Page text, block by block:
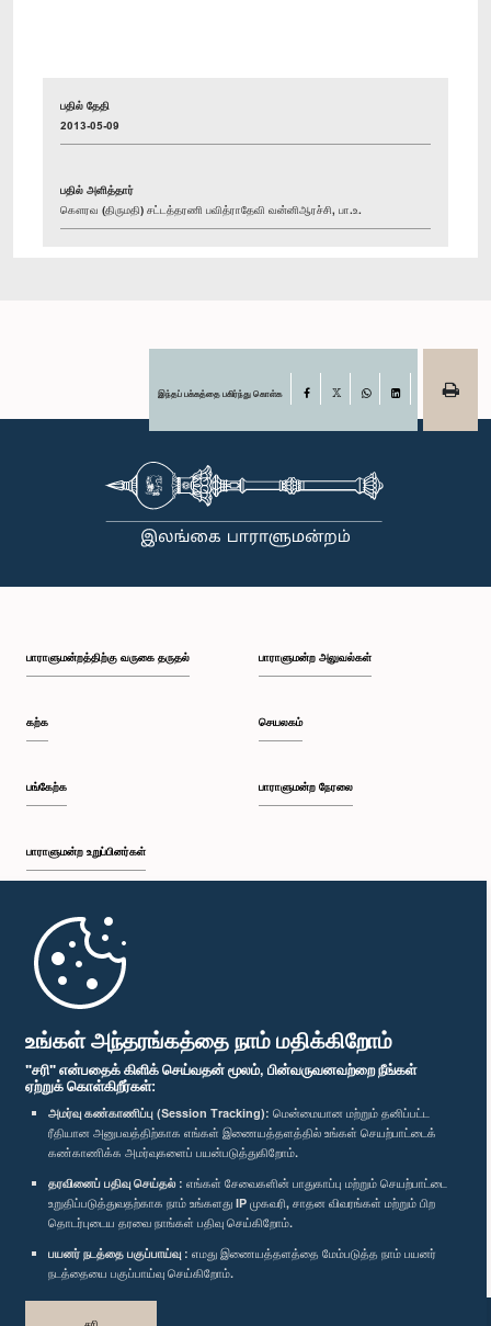
உங்கள் அந்தரங்கத்தை நாம் மதிக்கிறோம்
"சரி" என்பதைக் கிளிக் செய்வதன் மூலம், பின்வருவனவற்றை நீங்கள்
ஏற்றுக் கொள்கிறீர்கள்:
அமர்வு கண்காணிப்பு (Session Tracking): மென்மையான மற்றும் தனிப்பட்ட
ரீதியான அனுபவத்திற்காக எங்கள் இணையத்தளத்தில் உங்கள் செயற்பாட்டைக்
கண்காணிக்க அமர்வுகளைப் பயன்படுத்துகிறோம்.
தரவினைப் பதிவு செய்தல் : எங்கள் சேவைகளின் பாதுகாப்பு மற்றும் செயற்பாட்டை
உறுதிப்படுத்துவதற்காக நாம் உங்களது IP முகவரி, சாதன விவரங்கள் மற்றும் பிற
தொடர்புடைய தரவை நாங்கள் பதிவு செய்கிறோம்.
பயனர் நடத்தை பகுப்பாய்வு : எமது இணையத்தளத்தை மேம்படுத்த நாம் பயனர்
நடத்தையை பகுப்பாய்வு செய்கிறோம்.
பதில் தேதி
2013-05-09
பதில் அளித்தார்
கௌரவ (திருமதி) சட்டத்தரணி பவித்ராதேவி வன்னிஆரச்சி, பா.உ.
இந்தப் பக்கத்தை பகிர்ந்து கொள்க Facebook
பாராளுமன்றத்திற்கு வருகை தருதல்
கற்க
பங்கேற்க
பாராளுமன்ற உறுப்பினர்கள்
முதற்பக்கம்
பாராளுமன்ற அலுவல்கள்
செயலகம்
பாராளுமன்ற நேரலை
பாராளுமன்ற கையடக்க செயலி
எம்மை பின்தொடர்க :
விருதுகள்
தனியுரிமைக் கொள்கை